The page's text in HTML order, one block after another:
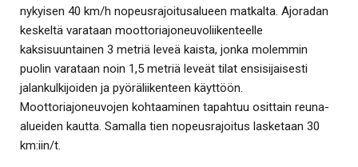
nykyisen 40 km/h nopeusrajoitusalueen matkalta. Ajoradan
keskeltä varataan moottoriajoneuvoliikenteelle
kaksisuuntainen 3 metriä leveä kaista, jonka molemmin
puolin varataan noin 1,5 metriä leveät tilat ensisijaisesti
jalankulkijoiden ja pyöräliikenteen käyttöön.
Moottoriajoneuvojen kohtaaminen tapahtuu osittain reuna-
alueiden kautta. Samalla tien nopeusrajoitus lasketaan 30
km:iin/t.